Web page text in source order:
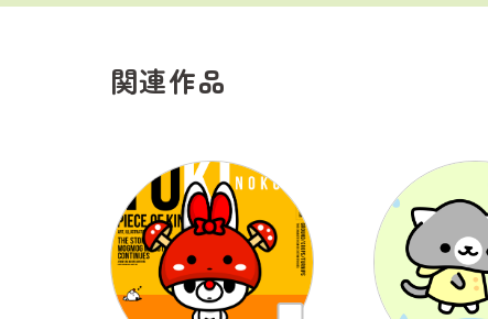
関連作品